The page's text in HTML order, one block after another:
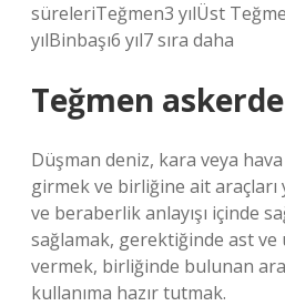
süreleriTeğmen3 yılÜst
yılBinbaşı6 yıl7 sıra daha
Teğmen
Düşman deniz, kara veya hava
girmek ve birliğine ait
ve beraberlik anlayışı içinde
sağlamak, gerektiğinde ast
vermek, birliğinde bulunan
kullanıma hazır tutmak.